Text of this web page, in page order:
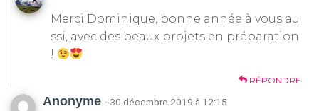
Merci Dominique, bonne année à vous au
ssi, avec des beaux projets en préparation
!
RÉPONDRE
Anonyme · 30 décembre 2019 à 12:15